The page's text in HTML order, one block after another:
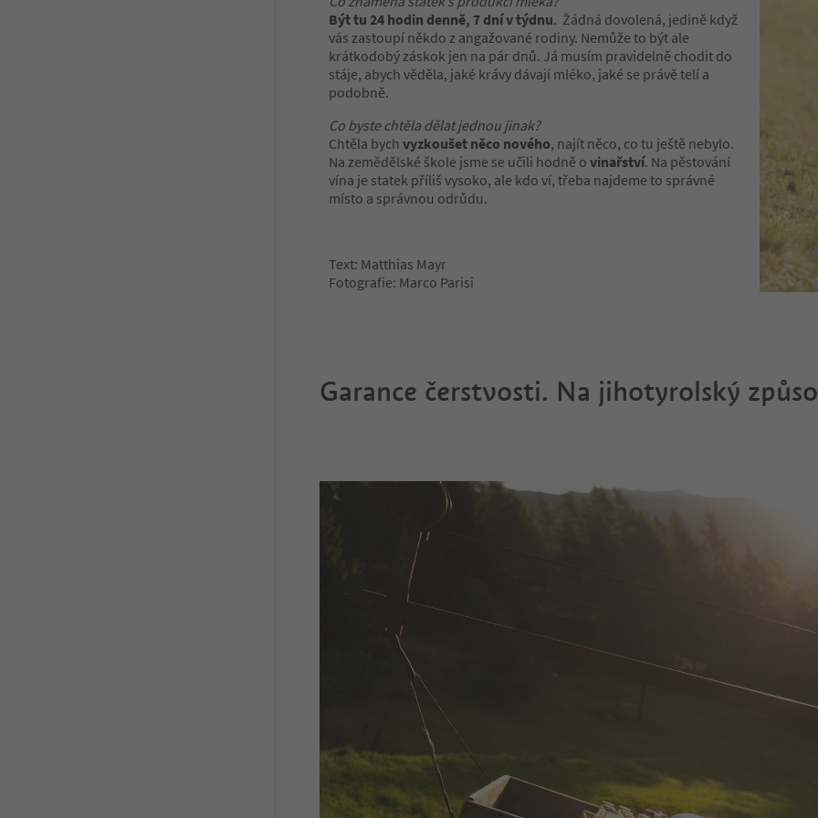
Být tu 24 hodin denně, 7 dní v týdnu. Žádná dovolená, jedině když
vás zastoupí někdo z angažované rodiny. Nemůže to být ale
krátkodobý záskok jen na pár dnů. Já musím pravidelně chodit do
stáje, abych věděla, jaké krávy dávají mléko, jaké se právě telí a
podobně.
Co byste chtěla dělat jednou jinak?
Chtěla bych vyzkoušet něco nového, najít něco, co tu ještě nebylo.
Na zemědělské škole jsme se učili hodně o vinařství. Na pěstování
vína je statek příliš vysoko, ale kdo ví, třeba najdeme to správné
místo a správnou odrůdu.
Text: Matthias Mayr
Fotografie: Marco Parisi
Garance čerstvosti. Na jihotyrolský